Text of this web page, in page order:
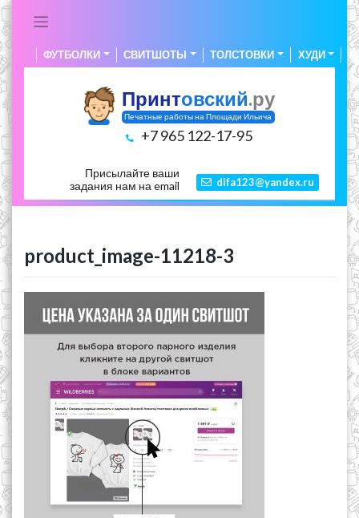
ФУТБОЛКИ СВИТШОТЫ ТОЛСТОВКИ ХУДИ
Принтовский.ру
Печатные работы на Площади Ильича
+7 965 122-17-95
Присылайте ваши
задания нам на email
difa123@yandex.ru
product_image-11218-3